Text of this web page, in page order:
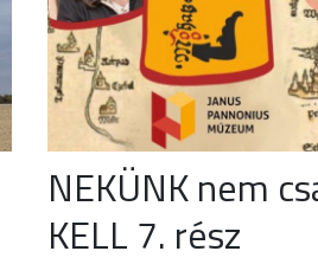
NEKÜNK nem
KELL 7. rész